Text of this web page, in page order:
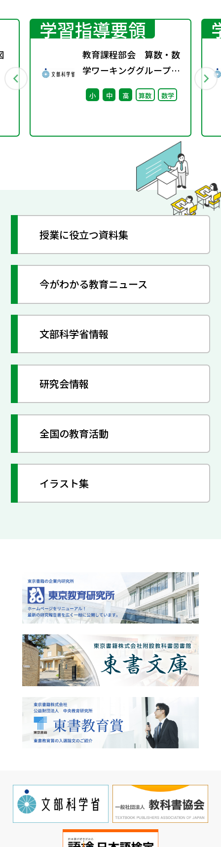
学習指導要領
教育課程部会 算数・数
学ワーキンググループ
（第4回） 配付資料
小 中 高 算数 数学
授業に役立つ資料集
今がわかる教育ニュース
文部科学省情報
研究会情報
全国の教育活動
イラスト集